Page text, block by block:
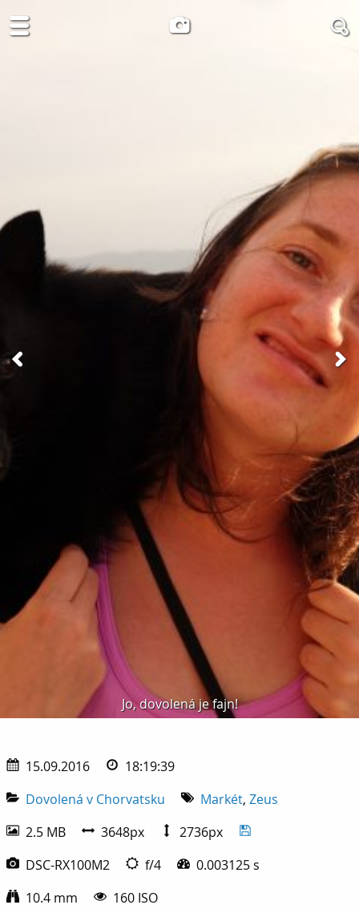
Jo, dovolená je fajn!
15.09.2016
18:19:39
Dovolená v Chorvatsku
Markét, Zeus
2.5 MB
3648px
2736px
DSC-RX100M2
f/4
0.003125 s
10.4 mm
160 ISO